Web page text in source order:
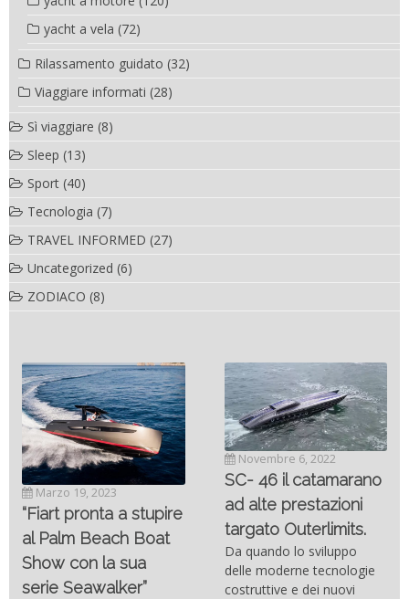
yacht a vela (72)
Rilassamento guidato (32)
Viaggiare informati (28)
Sì viaggiare (8)
Sleep (13)
Sport (40)
Tecnologia (7)
TRAVEL INFORMED (27)
Uncategorized (6)
ZODIACO (8)
Marzo 19, 2023
“Fiart pronta a stupire
al Palm Beach Boat
Show con la sua
serie Seawalker”
Novembre 6, 2022
SC- 46 il catamarano
ad alte prestazioni
targato Outerlimits.
Da quando lo sviluppo
delle moderne tecnologie
costruttive e dei nuovi